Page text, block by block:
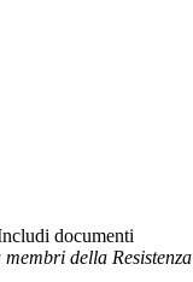
documenti
della Resistenza